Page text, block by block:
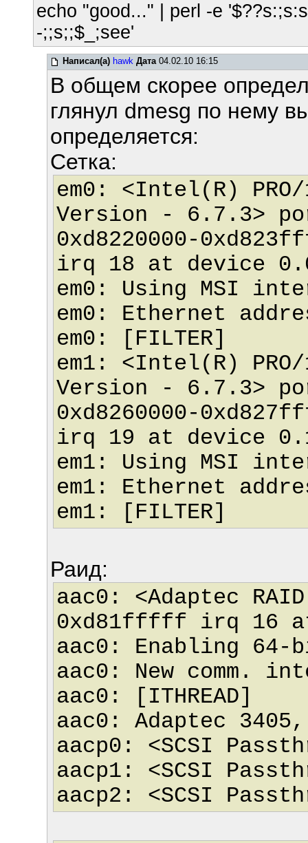
echo "good..." | perl -e
-;;s;;$_;see'
Написал(а) hawk Дата04.02.10 16:15
В общем скорее
глянул dmesg по нему
определяется:
Сетка:
em0: <Intel(R)
Version - 6.7.3>
0xd8220000-
irq 18 at device
em0: Using MSI
em0: Ethernet
em0: [FILTER]
em1: <Intel(R)
Version - 6.7.3>
0xd8260000-
irq 19 at device
em1: Using MSI
em1: Ethernet
em1: [FILTER]
Раид:
aac0: <Adaptec
0xd81fffff irq 16
aac0: Enabling 64-
aac0: New comm.
aac0: [ITHREAD]
aac0: Adaptec
aacp0: <SCSI
aacp1: <SCSI
aacp2: <SCSI